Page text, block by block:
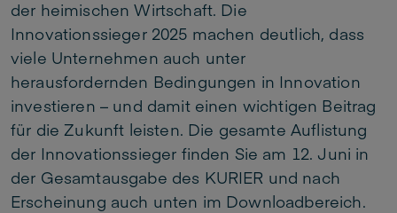
der heimischen Wirtschaft. Die
Innovationssieger 2025 machen deutlich, dass
viele Unternehmen auch unter
herausfordernden Bedingungen in Innovation
investieren – und damit einen wichtigen Beitrag
für die Zukunft leisten. Die gesamte Auflistung
der Innovationssieger finden Sie am 12. Juni in
der Gesamtausgabe des KURIER und nach
Erscheinung auch unten im Downloadbereich.